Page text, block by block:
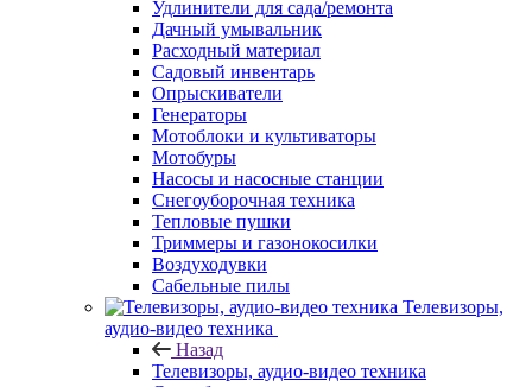
Удлинители для сада/ремонта
Дачный умывальник
Расходный материал
Садовый инвентарь
Опрыскиватели
Генераторы
Мотоблоки и культиваторы
Мотобуры
Насосы и насосные станции
Снегоуборочная техника
Тепловые пушки
Триммеры и газонокосилки
Воздуходувки
Сабельные пилы
Телевизоры,
аудио-видео техника
Назад
Телевизоры, аудио-видео техника